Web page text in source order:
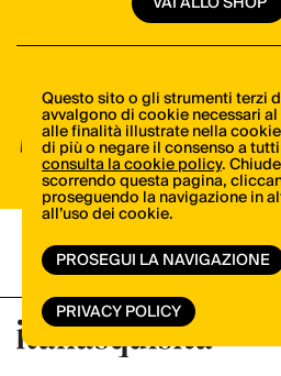
Il meglio della
volta. Iscriviti alla
ISCRIVITI ORA
Questo sito o gli strumenti terzi
avvalgono di cookie necessari
alle finalità illustrate nella
di più o negare il consenso a
consulta la cookie policy.
scorrendo questa pagina,
proseguendo la navigazione in
all’uso dei cookie.
PROSEGUI LA NAVIGAZIONE
PRIVACY POLICY